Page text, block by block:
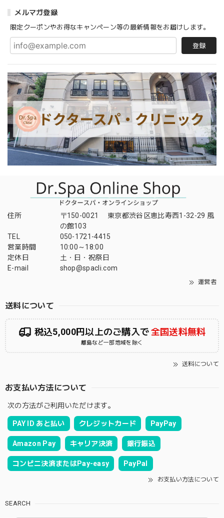
メルマガ登録
限定クーポンやお得なキャンペーン等の最新情報をお届けします。
登録
住所
〒150-0021 東京都渋谷区恵比寿西1-32-29 風
の館103
TEL
050-1721-4415
営業時間
10:00～18:00
定休日
土・日・祝祭日
E-mail
shop@spacli.com
運営者
送料について
税込5,000円以上のご購入で全国送料無料
離島など一部地域を除く
送料について
お支払い方法について
次の方法がご利用いただけます。
PAY ID あと払い クレジットカード PayPay
Amazon Pay キャリア決済 銀行振込
コンビニ決済またはPay-easy PayPal
お支払い方法について
SEARCH